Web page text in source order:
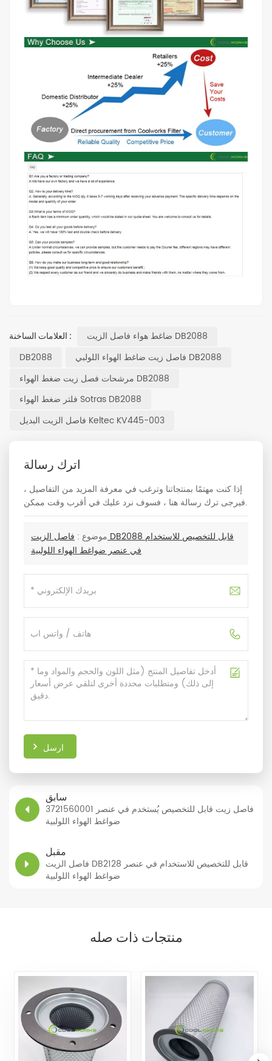
العلامات الساخنة :
ضاغط هواء فاصل الزيت DB2088
DB2088
فاصل زيت ضاغط الهواء اللولبي DB2088
مرشحات فصل زيت ضغط الهواء DB2088
فلتر ضغط الهواء Sotras DB2088
فاصل الزيت البديل Keltec KV445-003
اترك رسالة
إذا كنت مهتمًا بمنتجاتنا وترغب في معرفة المزيد من التفاصيل ،
فيرجى ترك رسالة هنا ، فسوف نرد عليك في أقرب وقت ممكن.
موضوع : فاصل الزيت DB2088 قابل للتخصيص للاستخدام
في عنصر ضواغط الهواء اللولبية
ارسل
سابق
3721560001 فاصل زيت قابل للتخصيص يُستخدم في عنصر
ضواغط الهواء اللولبية
مقبل
فاصل الزيت DB2128 قابل للتخصيص للاستخدام في عنصر
ضواغط الهواء اللولبية
منتجات ذات صله